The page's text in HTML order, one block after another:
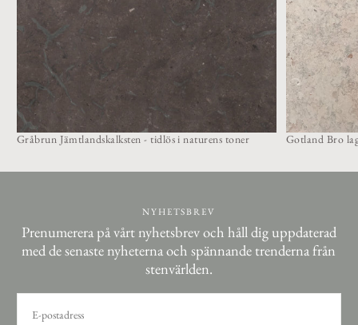
Gråbrun Jämtlandskalksten - tidlös i naturens toner Gotland Bro
NYHETSBREV
Prenumerera på vårt nyhetsbrev och håll dig uppdaterad
med de senaste nyheterna och spännande trenderna från
stenvärlden.
POST